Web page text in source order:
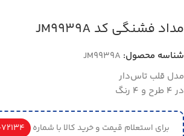
مداد فشنگی کد JM9939A
شناسه محصول: JM9939A
مدل قلب تاس‌دار
در 4 طرح و 4 رنگ
برای استعلام قیمت و خرید کالا با شماره 72134-021